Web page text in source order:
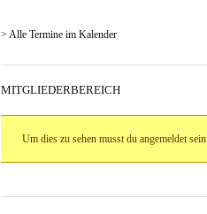
> Alle Termine im Kalender
MITGLIEDERBEREICH
Um dies zu sehen musst du angemeldet sein